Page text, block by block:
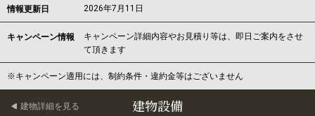
情報更新日 2026年7月11日
キャンペーン情報
キャンペーン詳細内容やお見積り等は、即日ご案内をさせ
て頂きます
※キャンペーン適用には、制約条件・違約金等はございません
建物設備
建物詳細を見る